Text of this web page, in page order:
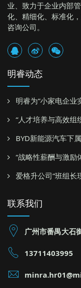
业、致力于企业内部
化、精细化、标准化
咨询公司。
明睿动态
明睿为“小家电企业
“人才培养与高效组
BYD新能源汽车下属
“战略性薪酬与激励
爱格升公司“班组长
联系我们
广州市番禺大石
13711403995